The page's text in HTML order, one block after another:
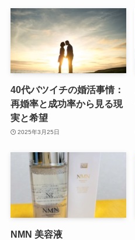
40代バツイチの婚活事情：
再婚率と成功率から見る現
実と希望
2025年3月25日
NMN 美容液